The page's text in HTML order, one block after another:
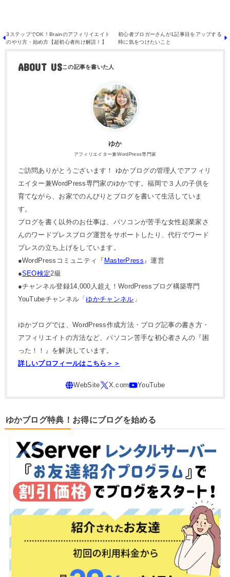
3ステップでOK！Brainのアフィリイエイト
のやり方・始め方【超初心者向け解説！】
初心者ブロガーさんが1記事目をアップする
時に気をつけたいこと
ABOUT US
ゆか
アフィリエイター兼WordPress専門家
ご訪問ありがとうございます！ ゆかブログの管理人でアフィリ
エイター兼WordPress専門家のゆかです。福岡で３人の子供を
育てながら、お家でのんびりとブログを書いて生活していま
す。
ブログを書く以外のお仕事は、パソコンが苦手な女性起業家さ
んのワードプレスブログ運営をサポートしたり、代行でワード
プレスの立ち上げをしています。
●WordPressコミュニティ『 MasterPress』運営
●SEO検定2級
●チャンネル登録14,000人超え！WordPressブログ構築専門
YouTubeチャンネル「ゆかチャンネル 」
ゆかブログでは、WordPress作成方法・ブログ記事の書き方・
アフィリエイトの方法など、パソコン苦手な初心者さんの『困
った！！』を解決しています。
詳しいプロフィールはこちら＞＞
ゆかブログ特典！お得にブログを始める